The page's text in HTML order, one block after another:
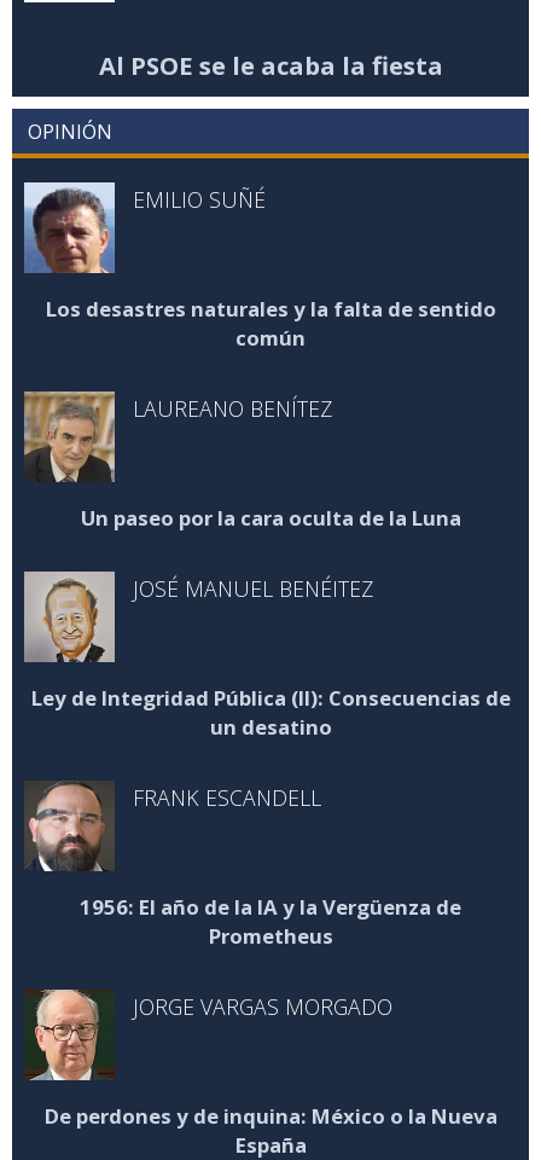
Al PSOE se le acaba la fiesta
OPINIÓN
EMILIO SUÑÉ
Los desastres naturales y la falta de sentido
común
LAUREANO BENÍTEZ
Un paseo por la cara oculta de la Luna
JOSÉ MANUEL BENÉITEZ
Ley de Integridad Pública (II): Consecuencias de
un desatino
FRANK ESCANDELL
1956: El año de la IA y la Vergüenza de
Prometheus
JORGE VARGAS MORGADO
De perdones y de inquina: México o la Nueva
España